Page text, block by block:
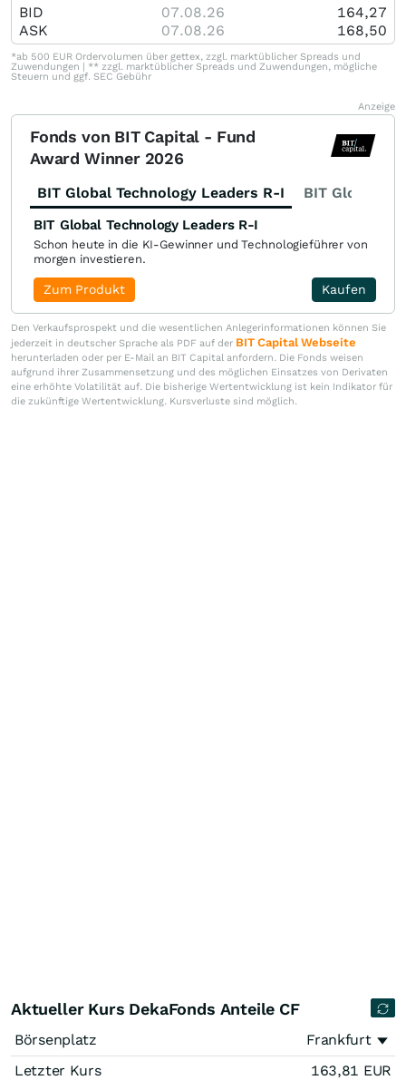
BID 07.08.26
164,27
ASK
07.08.26 168,50
*ab 500 EUR Ordervolumen über gettex, zzgl. marktüblicher Spreads und
Zuwendungen | ** zzgl. marktüblicher Spreads und Zuwendungen, mögliche
Steuern und ggf. SEC Gebühr
Anzeige
Fonds von BIT Capital - Fund
Award Winner 2026
BIT Global Technology Leaders R-I BIT Global
BIT Global Technology Leaders R-I
Schon heute in die KI-Gewinner und Technologieführer von
morgen investieren.
Kaufen
Zum Produkt
Den Verkaufsprospekt und die wesentlichen Anlegerinformationen können Sie
jederzeit in deutscher Sprache als PDF auf der BIT Capital Webseite
herunterladen oder per E-Mail an BIT Capital anfordern. Die Fonds weisen
aufgrund ihrer Zusammensetzung und des möglichen Einsatzes von Derivaten
eine erhöhte Volatilität auf. Die bisherige Wertentwicklung ist kein Indikator für
die zukünftige Wertentwicklung. Kursverluste sind möglich.
Aktueller Kurs DekaFonds Anteile CF
Börsenplatz
Frankfurt
Letzter Kurs
163,81 EUR